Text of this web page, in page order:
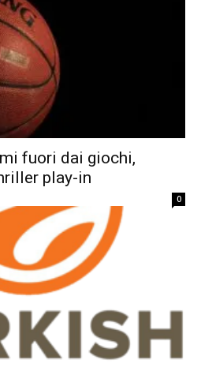
fuori dai giochi,
play-in
0